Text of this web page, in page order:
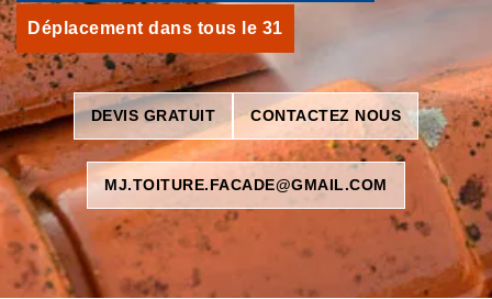
Déplacement dans tous le 31
DEVIS GRATUIT CONTACTEZ NOUS
MJ.TOITURE.FACADE@GMAIL.COM